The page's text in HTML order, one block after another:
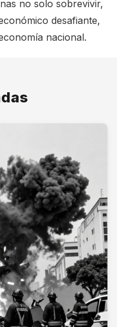
no solo sobrevivir,
desafiante,
nacional.